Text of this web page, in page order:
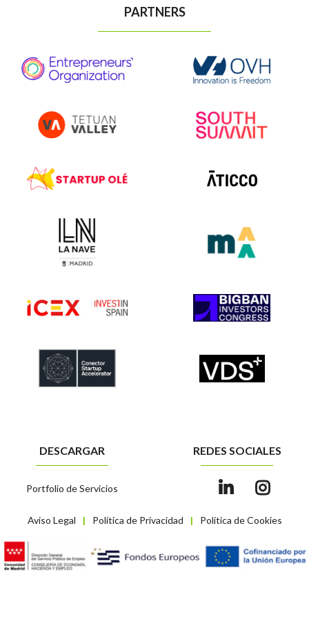
PARTNERS
Aviso Legal | Política de Privacidad | Política de Cookies
DESCARGAR
Portfolio de Servicios
REDES SOCIALES